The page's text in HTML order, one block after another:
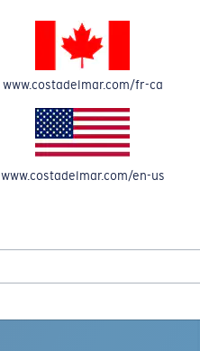
PRO SERIES
FANTAIL PRO
366,00 $
PANIER
www.costadelmar.com/fr-ca
www.costadelmar.com/en-us